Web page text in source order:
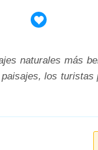
naturales más
los